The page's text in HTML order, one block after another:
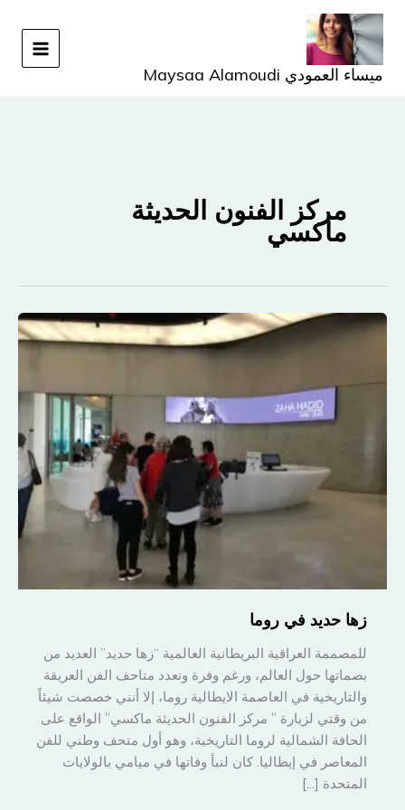
تخطي
المحتوى
ميساء العمودي Maysaa Alamoudi
مركز الفنون الحديثة
ماكسي
زها حديد في روما
للمصممة العراقية البريطانية العالمية “زها حديد” العديد من
بصماتها حول العالم، ورغم وفرة وتعدد متاحف الفن العريقة
والتاريخية في العاصمة الايطالية روما، إلا أنني خصصت شيئاً
من وقتي لزيارة ” مركز الفنون الحديثة ماكسي” الواقع على
الحافة الشمالية لروما التاريخية، وهو أول متحف وطني للفن
المعاصر في إيطاليا. كان لنبأ وفاتها في ميامي بالولايات
المتحدة […]